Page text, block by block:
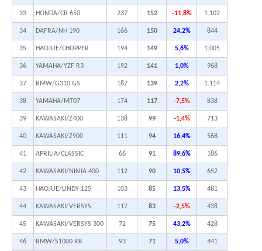
33 HONDA/CB 650 237 152 -11,8% 1.102
34 DAFRA/NH 190 166 150 24,2% 844
35 HAOJUE/CHOPPER 194 149 5,6% 1.005
36 YAMAHA/YZF R3 192 141 1,0% 968
37 BMW/G310 GS 187 139 2,2% 1.114
38 YAMAHA/MT07 174 117 -7,5% 838
39 KAWASAKI/Z400 138 99 -1,4% 713
40 KAWASAKI/Z900 111 94 16,4% 568
41 APRILIA/CLASSIC 66 91 89,6% 186
42 KAWASAKI/NINJA 400 112 90 10,5% 652
43 HAOJUE/LINDY 125 103 85 13,5% 481
44 KAWASAKI/VERSYS 117 83 -2,5% 438
45 KAWASAKI/VERSYS 300 72 75 43,2% 428
46 BMW/S1000 RR 93 71 5,0% 441